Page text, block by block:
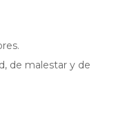
de malestar y de